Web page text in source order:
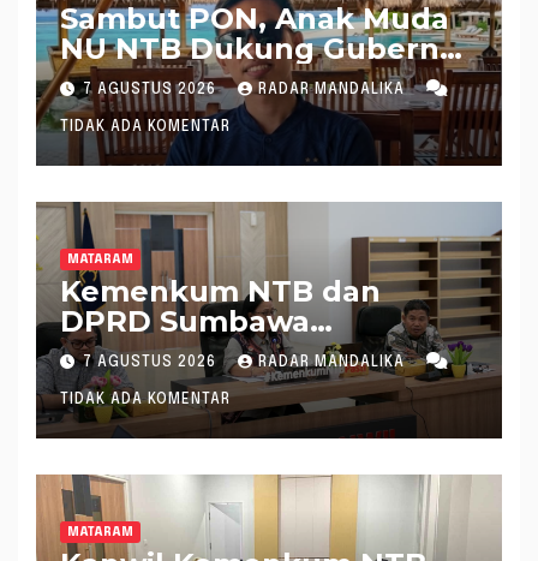
Sambut PON, Anak Muda
NU NTB Dukung Gubernur
Pimpin KONI NTB
7 AGUSTUS 2026 RADAR MANDALIKA
TIDAK ADA KOMENTAR
MATARAM
Kemenkum NTB dan
DPRD Sumbawa
Mantapkan Rencana
Pembentukan 8 Raperda
Inisiatif
7 AGUSTUS 2026 RADAR MANDALIKA
TIDAK ADA KOMENTAR
MATARAM